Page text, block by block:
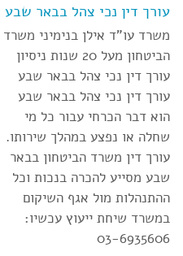
עורך דין נכי צהל בבאר שבע
משרד עו”ד אילן בנימיני משרד
הביטחון מעל 20 שנות ניסיון
עורך דין נכי צהל בבאר שבע
עורך דין נכי צהל בבאר שבע
הוא דבר הכרחי עבור כל מי
שחלה או נפצע במהלך שירותו.
עורך דין משרד הביטחון בבאר
שבע מסייע להכרה בנכות וכל
ההתנהלות מול אגף השיקום
במשרד שיחת ייעוץ עכשיו:
03-6935606